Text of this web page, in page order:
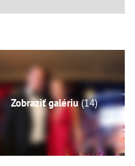
Zobraziť galériu(14)